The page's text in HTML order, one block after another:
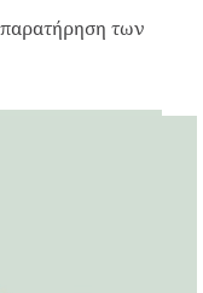
παρατήρηση των